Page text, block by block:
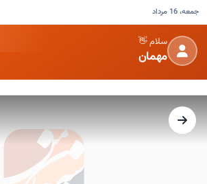
جمعه، 16 مرداد
سلام 👋
مهمان